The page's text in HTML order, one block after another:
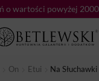
On Etui Na Słuchawki